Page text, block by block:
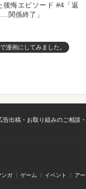
後悔エピソード #4「返
関係終了」
漫画にしてみました。
告出稿・お取り組みのご相談
ンガ ゲーム イベント アー